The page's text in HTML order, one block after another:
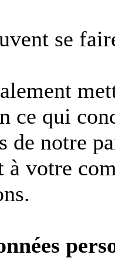
se
ce qui
de notre
à votre